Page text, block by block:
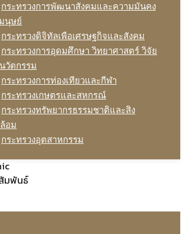
กระทรวงการพัฒนาสังคมและความมันคง
นุษย์
กระทรวงดิจิทัลเพือเศรษฐกิจและสังคม
กระทรวงการอุดมศึกษา วิทยาศาสตร์ วิจัย
วัตกรรม
กระทรวงการท่องเทียวและกีฬา
กระทรวงเกษตรและสหกรณ์
กระทรวงทรัพยากรธรรมชาติและสิง
อม
กระทรวงอุตสาหกรรม
มพันธ์